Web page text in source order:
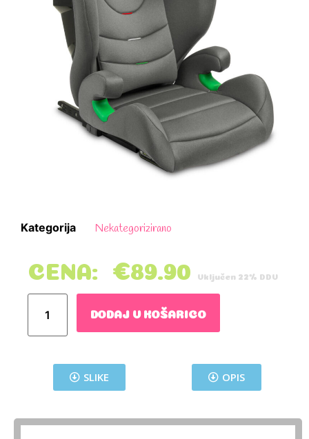
Kategorija Nekategorizirano
CENA: €89.90
Vključen 22% DDV
DODAJ V KOŠARICO
SLIKE OPIS